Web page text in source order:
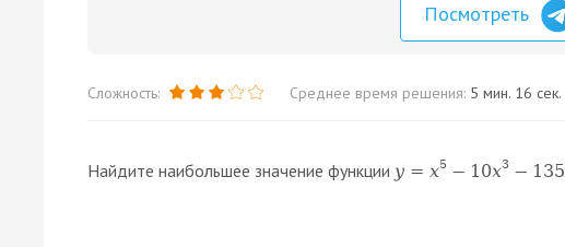
Посмотреть
Сложность: Среднее время решения: 5 мин. 16 сек.
Найдите наибольшее значение функции y = x5 − 10x3 − 135